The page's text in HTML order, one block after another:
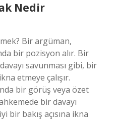
Nedir
Bir argüman,
bir pozisyon alır. Bir
savunması gibi, bir
etmeye çalışır.
bir görüş veya özet
bir davayı
bir bakış açısına ikna